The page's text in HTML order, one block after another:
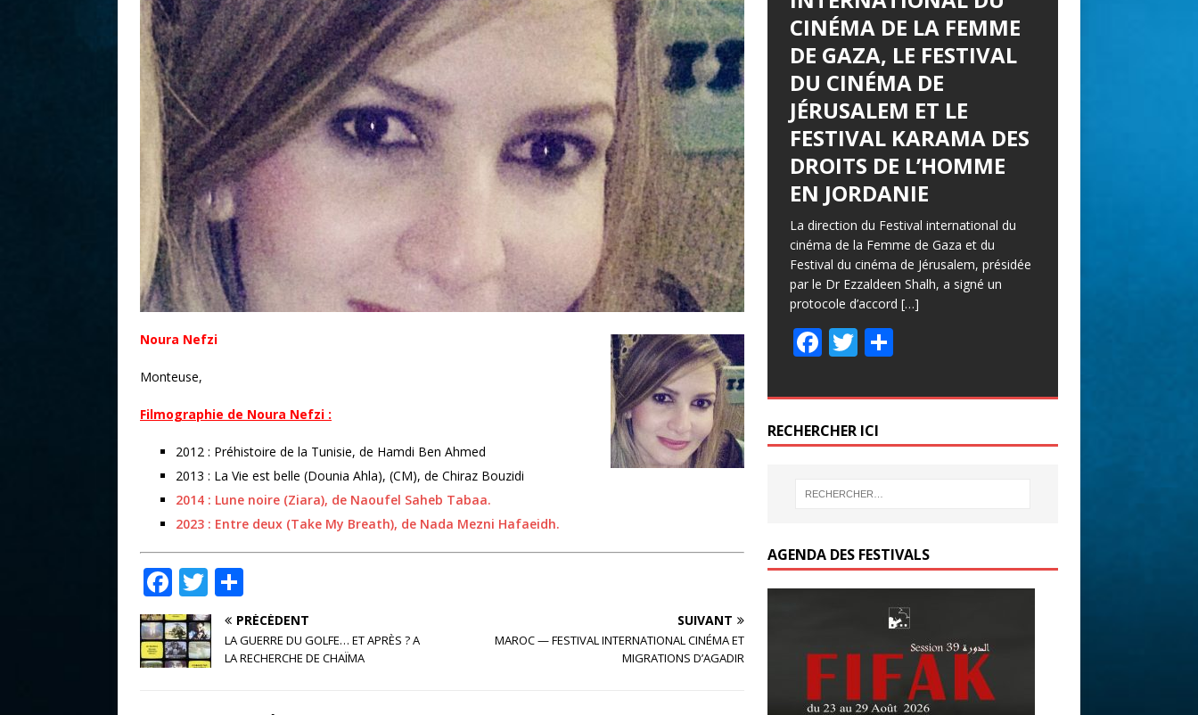
Noura Nefzi
Monteuse,
Filmographie de Noura Nefzi :
2012 : Préhistoire de la Tunisie, de Hamdi Ben Ahmed
2013 : La Vie est belle (Dounia Ahla), (CM), de Chiraz Bouzidi
2014 : Lune noire (Ziara), de Naoufel Saheb Tabaa.
2023 : Entre deux (Take My Breath), de Nada Mezni Hafaeidh.
F
a
c
e
T
w
it
te
ar
ta
g
PRÉCÉDENT
LA GUERRE DU GOLFE… ET APRÈS ? A
LA RECHERCHE DE CHAÏMA
SUIVANT
MAROC — FESTIVAL INTERNATIONAL CINÉMA ET
MIGRATIONS D’AGADIR
CINÉMA DE LA FEMME
DE GAZA, LE FESTIVAL
DU CINÉMA DE
JÉRUSALEM ET LE
FESTIVAL KARAMA DES
DROITS DE L’HOMME
EN JORDANIE
La direction du Festival international du
cinéma de la Femme de Gaza et du
Festival du cinéma de Jérusalem, présidée
par le Dr Ezzaldeen Shalh, a signé un
protocole d’accord […]
F
e
b
o
o
T
itt
er
P
ta
er
RECHERCHER ICI
AGENDA DES FESTIVALS